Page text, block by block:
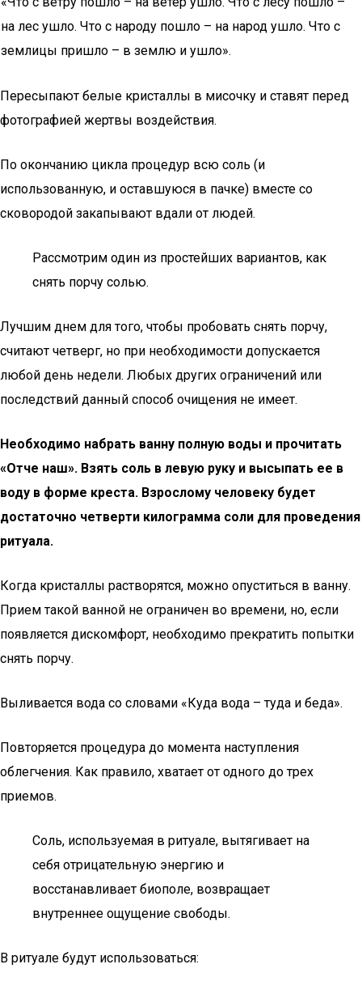
на лес ушло. Что с народу пошло – на народ ушло. Что с
землицы пришло – в землю и ушло».
Пересыпают белые кристаллы в мисочку и ставят перед
фотографией жертвы воздействия.
По окончанию цикла процедур всю соль (и
использованную, и оставшуюся в пачке) вместе со
сковородой закапывают вдали от людей.
Рассмотрим один из простейших вариантов, как
снять порчу солью.
Лучшим днем для того, чтобы пробовать снять порчу,
считают четверг, но при необходимости допускается
любой день недели. Любых других ограничений или
последствий данный способ очищения не имеет.
Необходимо набрать ванну полную воды и прочитать
«Отче наш». Взять соль в левую руку и высыпать ее в
воду в форме креста. Взрослому человеку будет
достаточно четверти килограмма соли для проведения
ритуала.
Когда кристаллы растворятся, можно опуститься в ванну.
Прием такой ванной не ограничен во времени, но, если
появляется дискомфорт, необходимо прекратить попытки
снять порчу.
Выливается вода со словами «Куда вода – туда и беда».
Повторяется процедура до момента наступления
облегчения. Как правило, хватает от одного до трех
приемов.
Соль, используемая в ритуале, вытягивает на
себя отрицательную энергию и
восстанавливает биополе, возвращает
внутреннее ощущение свободы.
В ритуале будут использоваться: